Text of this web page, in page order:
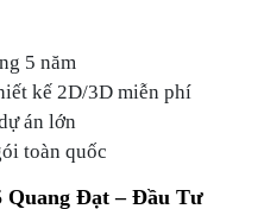
5 năm
kế 2D/3D miễn phí
án lớn
toàn quốc
Quang Đạt – Đầu Tư